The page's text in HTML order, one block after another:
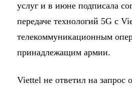
услуг и в июне подписала
передаче технологий 5G с
телекоммуникационным
принадлежащим армии.
Viettel не ответил на запрос